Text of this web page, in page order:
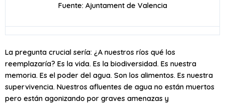
Fuente: Ajuntament de Valencia
La pregunta crucial sería: ¿A nuestros ríos qué los
reemplazaría? Es la vida. Es la biodiversidad. Es nuestra
memoria. Es el poder del agua. Son los alimentos. Es nuestra
supervivencia. Nuestros afluentes de agua no están muertos
pero están agonizando por graves amenazas y